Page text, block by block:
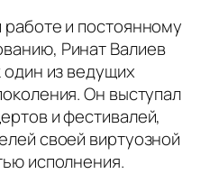
и постоянному
Ринат Валиев
один из ведущих
Он выступал
и фестивалей,
своей виртуозной
исполнения.